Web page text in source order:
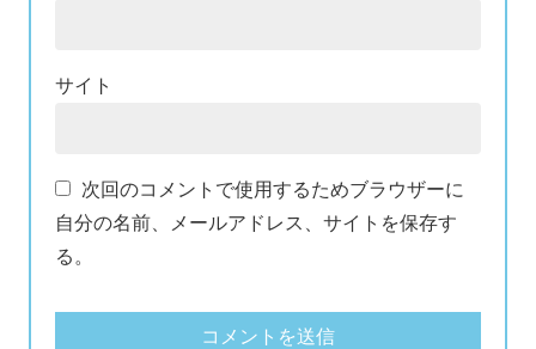
サイト
次回のコメントで使用するためブラウザーに
自分の名前、メールアドレス、サイトを保存す
る。